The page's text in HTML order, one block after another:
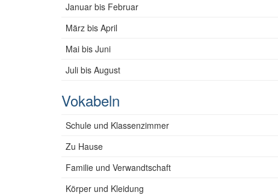
Januar bis Februar
März bis April
Mai bis Juni
Juli bis August
Vokabeln
Schule und Klassenzimmer
Zu Hause
Familie und Verwandtschaft
Körper und Kleidung